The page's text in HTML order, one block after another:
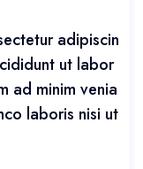
adipiscin
ut labor
ad minim venia
laboris nisi ut